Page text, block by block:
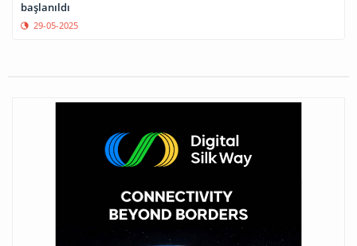
başlanıldı
29-05-2025